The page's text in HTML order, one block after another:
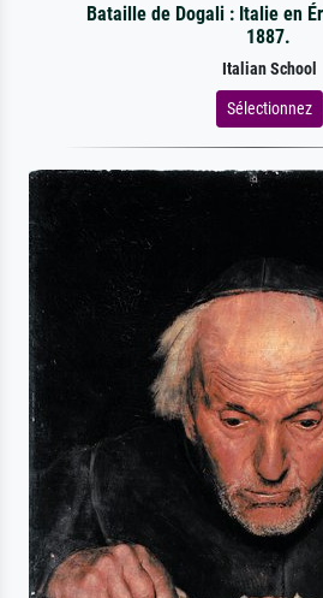
Bataille de Dogali : Italie en
1887.
Italian School
Sélectionnez